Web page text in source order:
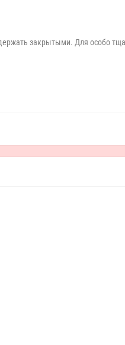
закрытыми. Для особо